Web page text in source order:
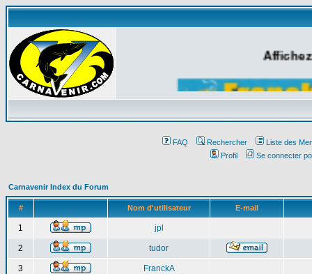
FAQ Rechercher
Liste des
Profil
Se connecter
Carnavenir Index du Forum
# Nom d'utilisateur E-mail
1 jpl
2 tudor
3 FranckA